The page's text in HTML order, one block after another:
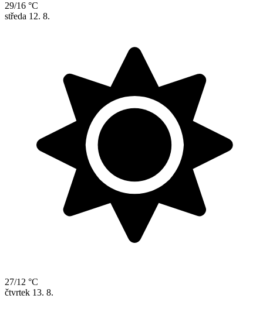
29/16 °C
středa 12. 8.
27/12 °C
čtvrtek 13. 8.